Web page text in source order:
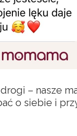
– nasze
o siebie i